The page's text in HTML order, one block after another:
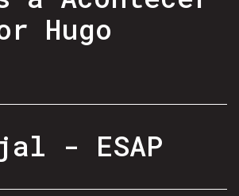
Hugo
- ESAP